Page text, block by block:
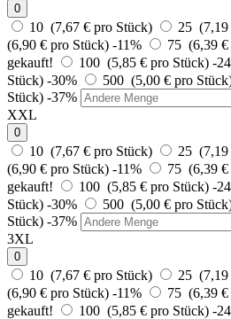
0
10 (7,67 € pro Stück) 25 (7,19
(6,90 € pro Stück) -11% 75 (6,39 €
gekauft!
100 (5,85 € pro Stück) -
Stück) -30% 500 (5,00 € pro
Stück) -37%
XXL
0
10 (7,67 € pro Stück) 25 (7,19
(6,90 € pro Stück) -11% 75 (6,39 €
gekauft!
100 (5,85 € pro Stück) -
Stück) -30% 500 (5,00 € pro
Stück) -37%
3XL
0
10 (7,67 € pro Stück) 25 (7,19
(6,90 € pro Stück) -11% 75 (6,39 €
gekauft!
100 (5,85 € pro Stück) -